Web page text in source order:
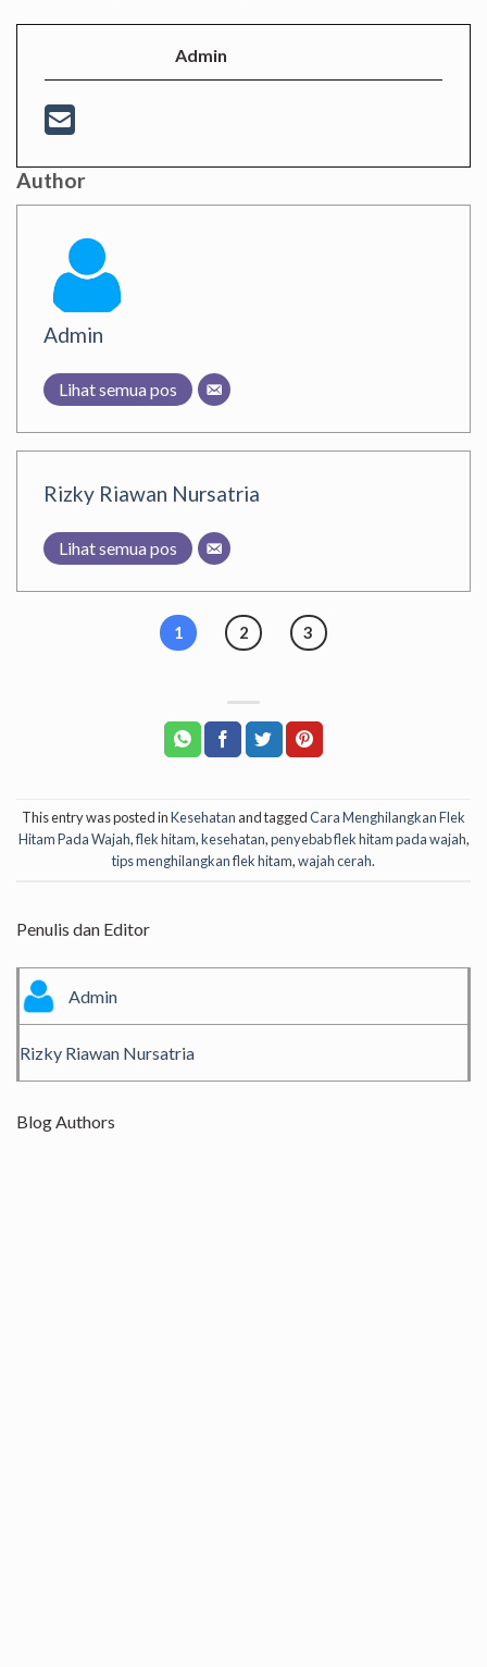
Admin
Author
Admin
Lihat semua pos
Rizky Riawan Nursatria
Lihat semua pos
1 2 3
This entry was posted inKesehatan and taggedCara Menghilangkan Flek
Hitam Pada Wajah,flek hitam,kesehatan,penyebab flek hitam pada wajah,
tips menghilangkan flek hitam,wajah cerah.
Penulis dan Editor
Admin
Rizky Riawan Nursatria
Blog Authors